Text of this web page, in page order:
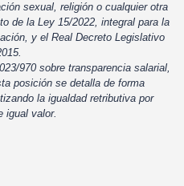
sexual, religión o cualquier otra
de la Ley 15/2022, integral para la
y el Real Decreto Legislativo
970 sobre transparencia salarial,
posición se detalla de forma
la igualdad retributiva por
igual valor.